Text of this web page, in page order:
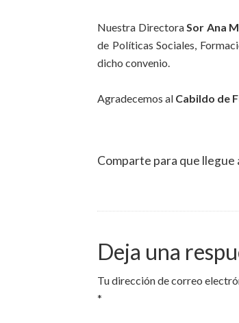
Nuestra DirectoraSor Ana
de Políticas Sociales,
dicho convenio.
Agradecemos al Cabildo de
Comparte para que llegue
Deja una
Tu dirección de correo
*